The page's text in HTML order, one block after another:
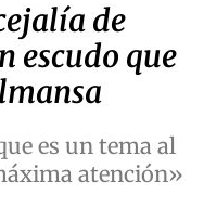
de
escudo que
es un tema al
atención»